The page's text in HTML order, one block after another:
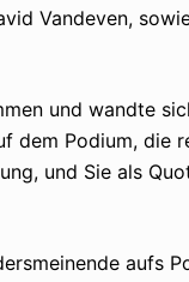
Vandeven,
und wandte
dem Podium, die
und Sie als
aufs